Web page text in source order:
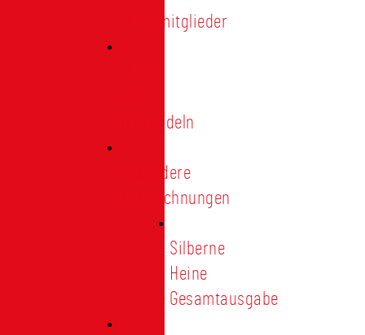
Ehrenmitglieder
Treunadeln
Besondere
Auszeichnungen
Silberne
Heine
Gesamtausgabe